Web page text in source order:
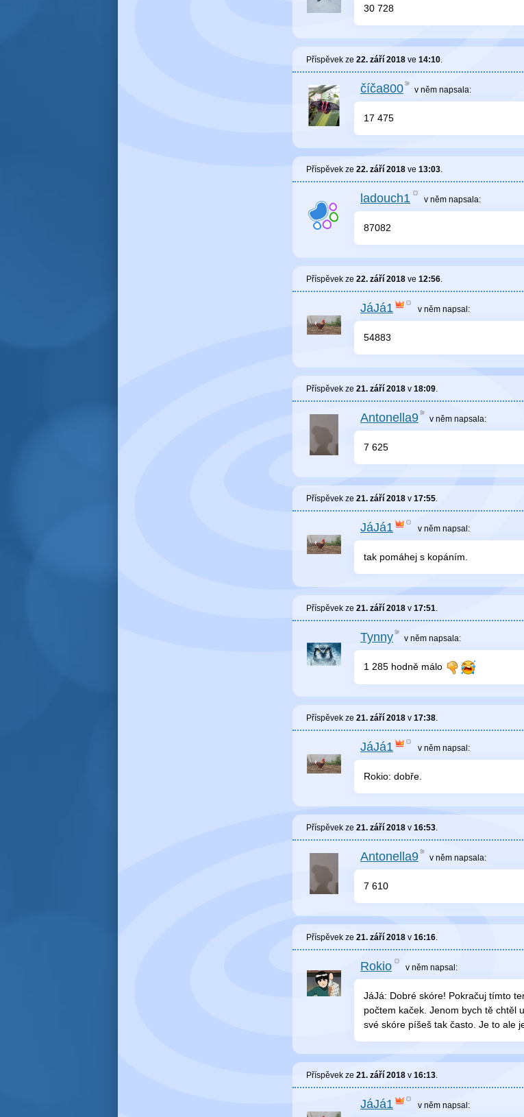
30 728
Příspěvek ze 22. září 2018 ve 14:10.
číča800 v něm napsala:
17 475
Příspěvek ze 22. září 2018 ve 13:03.
ladouch1 v němnapsala:
87082
Příspěvek ze 22. září 2018 ve 12:56.
JáJá1 v něm napsal:
54883
Příspěvek ze 21. září 2018 v 18:09.
Antonella9 v něm napsala:
7 625
Příspěvek ze 21. září 2018 v 17:55.
JáJá1 v něm napsal:
tak pomáhej s kopáním.
Příspěvek ze 21. září 2018 v 17:51.
Tynny v něm napsala:
1 285 hodně málo
Příspěvek ze 21. září 2018 v 17:38.
JáJá1 v něm napsal:
Rokio: dobře.
Příspěvek ze 21. září 2018 v 16:53.
Antonella9 v něm napsala:
7 610
Příspěvek ze 21. září 2018 v 16:16.
Rokio v němnapsal:
JáJá: Dobré skóre! Pokračuj tímto
počtem kaček. Jenom bych tě chtěl
své skóre píšeš tak často. Je to ale
Příspěvek ze 21. září 2018 v 16:13.
JáJá1 v něm napsal: